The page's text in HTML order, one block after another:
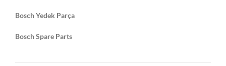
Bosch Yedek Parça
Bosch Spare Parts